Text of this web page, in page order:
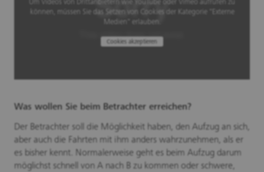
Um Videos von Drittanbietern wie YouTube oder Vimeo aufrufen zu
können, müssen Sie das Setzen von Cookies der Kategorie "Externe
Medien" erlauben.
Was wollen Sie beim Betrachter erreichen?
Der Betrachter soll die Möglichkeit haben, den Aufzug an sich,
aber auch die Fahrten mit ihm anders wahrzunehmen, als er
es bisher kennt. Normalerweise geht es beim Aufzug darum
möglichst schnell von A nach B zu kommen oder schwere,